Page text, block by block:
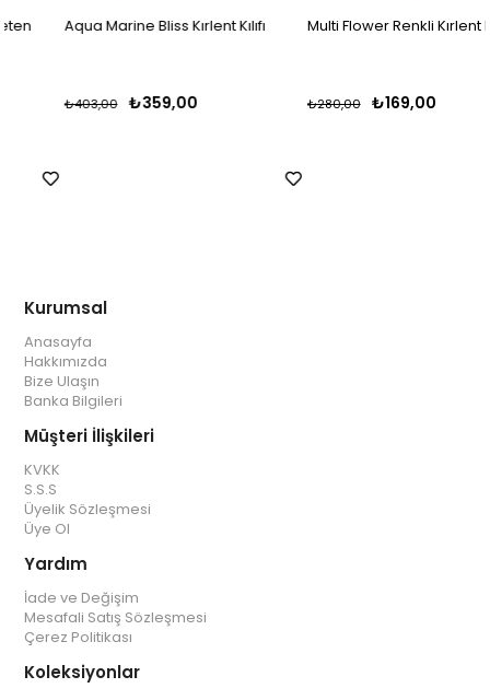
Aqua Marine Bliss Kırlent Kılıfı
₺359,00
₺403,00
Multi Flower Renkli Kırlent Kılıfı
₺169,00
Kurumsal
Anasayfa
Hakkımızda
Bize Ulaşın
Banka Bilgileri
Müşteri İlişkileri
KVKK
S.S.S
Üyelik Sözleşmesi
Üye Ol
Yardım
İade ve Değişim
Mesafali Satış Sözleşmesi
Çerez Politikası
Koleksiyonlar